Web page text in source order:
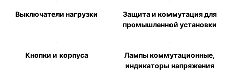
Выключатели нагрузки
Защита и коммутация для
промышленной установки
Кнопки и корпуса
Лампы коммутационные,
индикаторы напряжения